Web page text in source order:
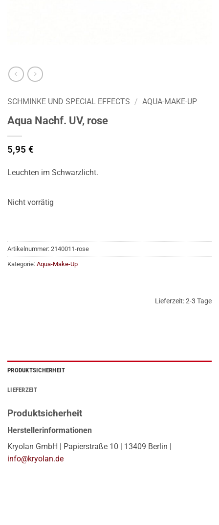
SCHMINKE UND SPECIAL EFFECTS / AQUA-MAKE-UP
Aqua Nachf. UV, rose
5,95 €
Leuchten im Schwarzlicht.
Nicht vorrätig
Artikelnummer: 2140011-rose
Kategorie: Aqua-Make-Up
Lieferzeit:2-3 Tage
PRODUKTSICHERHEIT
LIEFERZEIT
Produktsicherheit
Herstellerinformationen
Kryolan GmbH | Papierstraße 10 | 13409 Berlin |
info@kryolan.de